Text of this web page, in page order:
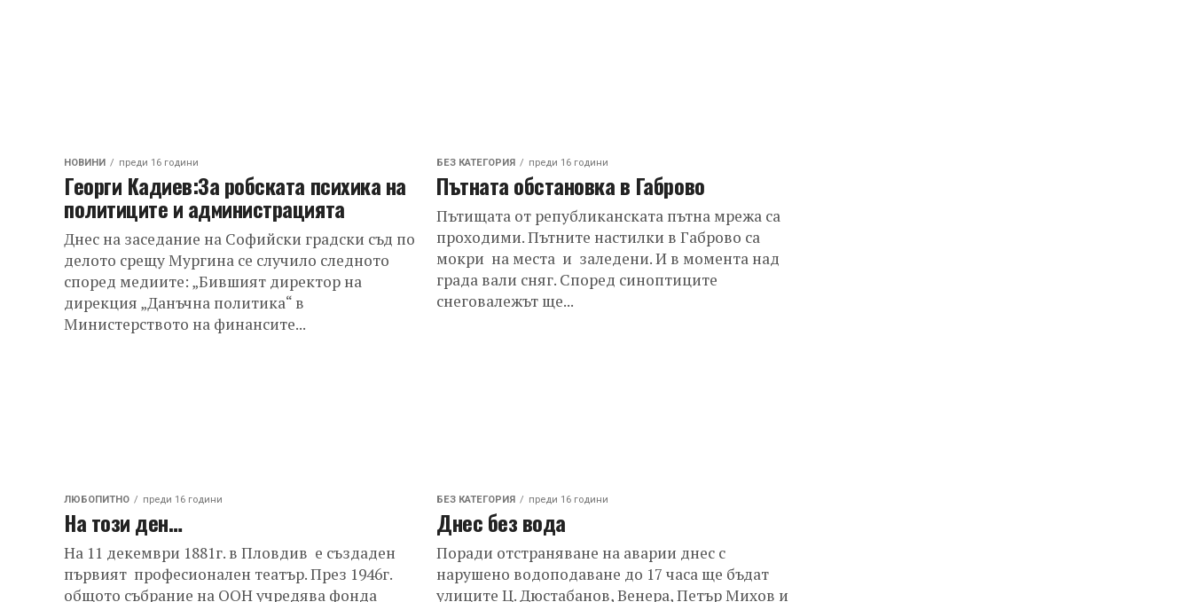
НОВИНИ преди 16 години
Георги Кадиев:За робската психика на
политиците и администрацията
Днес на заседание на Софийски градски съд по
делото срещу Мургина се случило следното
според медиите: „Бившият директор на
дирекция „Данъчна политика“ в
Министерството на финансите...
БЕЗ КАТЕГОРИЯ преди 16 години
Пътната обстановка в Габрово
Пътищата от републиканската пътна мрежа са
проходими. Пътните настилки в Габрово са
мокри на места и заледени. И в момента над
града вали сняг. Според синоптиците
снеговалежът ще...
ЛЮБОПИТНО преди 16 години
На този ден…
На 11 декември 1881г. в Пловдив е създаден
първият професионален театър. През 1946г.
общото събрание на ООН учредява фонда
БЕЗ КАТЕГОРИЯ преди 16 години
Днес без вода
Поради отстраняване на аварии днес с
нарушено водоподаване до 17 часа ще бъдат
улиците Ц. Дюстабанов, Венера, Петър Михов и